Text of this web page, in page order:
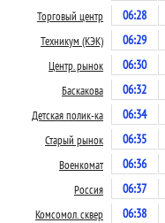
Торговый центр 06:28
Техникум (КЭК) 06:29
Центр. рынок 06:30
Баскакова 06:32
Детская полик-ка 06:34
Старый рынок 06:35
Военкомат 06:36
Россия 06:37
Комсомол. сквер 06:38